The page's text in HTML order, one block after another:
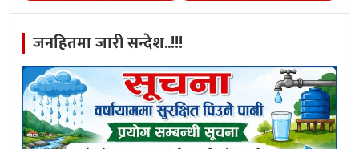
जनहितमा जारी सन्देश..!!!